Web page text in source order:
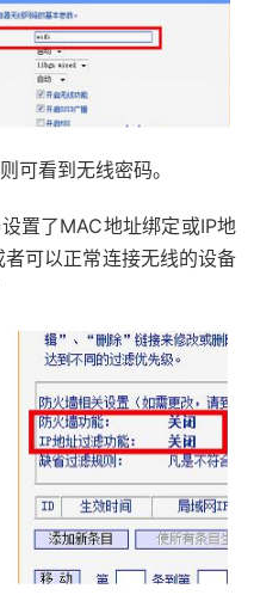
看到无线密码。
了MAC地址绑定或IP地
可以正常连接无线的设备